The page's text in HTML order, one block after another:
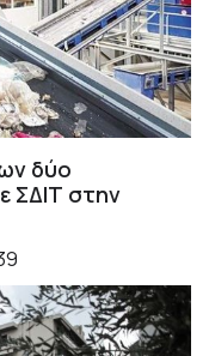
δύο
ΣΔΙΤ στην